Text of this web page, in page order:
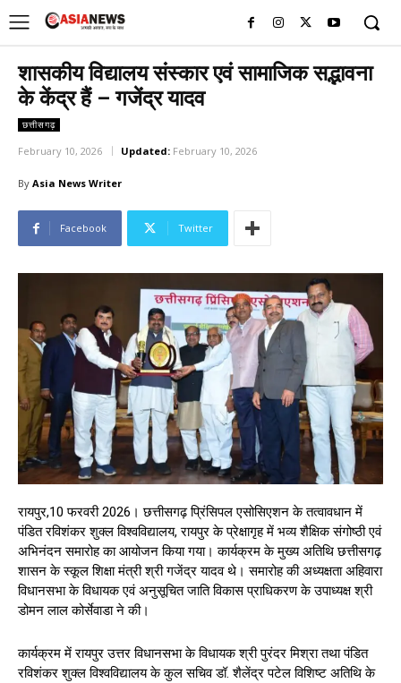
शासकीय विद्यालय संस्कार एवं सामाजिक सद्भावना
के केंद्र हैं – गजेंद्र यादव
छत्तीसगढ़
February 10, 2026 Updated: February 10, 2026
By Asia News Writer
Facebook Twitter
रायपुर,10 फरवरी 2026। छत्तीसगढ़ प्रिंसिपल एसोसिएशन के तत्वावधान में
पंडित रविशंकर शुक्ल विश्वविद्यालय, रायपुर के प्रेक्षागृह में भव्य शैक्षिक संगोष्ठी एवं
अभिनंदन समारोह का आयोजन किया गया। कार्यक्रम के मुख्य अतिथि छत्तीसगढ़
शासन के स्कूल शिक्षा मंत्री श्री गजेंद्र यादव थे। समारोह की अध्यक्षता अहिवारा
विधानसभा के विधायक एवं अनुसूचित जाति विकास प्राधिकरण के उपाध्यक्ष श्री
डोमन लाल कोर्सेवाडा ने की।
कार्यक्रम में रायपुर उत्तर विधानसभा के विधायक श्री पुरंदर मिश्रा तथा पंडित
रविशंकर शुक्ल विश्वविद्यालय के कुल सचिव डॉ. शैलेंद्र पटेल विशिष्ट अतिथि के